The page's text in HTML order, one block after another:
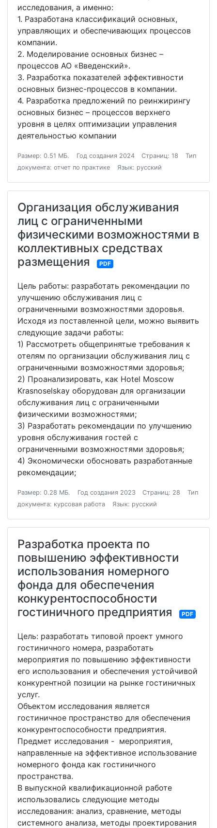
исследования, а именно:
1. Разработана классификаций основных,
управляющих и обеспечивающих процессов
компании.
2. Моделирование основных бизнес –
процессов АО «Введенский».
3. Разработка показателей эффективности
основных бизнес-процессов в компании.
4. Разработка предложений по реинжирингу
основных бизнес – процессов верхнего
уровня в целях оптимизации управления
деятельностью компании
Размер: 0.51 МБ. Год создания 2024 Страниц: 18
Тип
документа: отчет по практике
Язык: русский
Организация обслуживания
лиц с ограниченными
физическими возможностями в
коллективных средствах
размещения
PDF
Цель работы: разработать рекомендации по
улучшению обслуживания лиц с
ограниченными возможностями здоровья.
Исходя из поставленной цели, можно выявить
следующие задачи работы:
1) Рассмотреть общепринятые требования к
отелям по организации обслуживания лиц с
ограниченными возможностями здоровья;
2) Проанализировать, как Hotel Moscow
Krasnoselskay оборудован для организации
обслуживания лиц с ограниченными
физическими возможностями;
3) Разработать рекомендации по улучшению
уровня обслуживания гостей с
ограниченными возможностями здоровья;
4) Экономически обосновать разработанные
рекомендации;
Размер: 0.28 МБ. Год создания 2023 Страниц: 28
Тип
документа: курсовая работа
Язык: русский
Разработка проекта по
повышению эффективности
использования номерного
фонда для обеспечения
конкурентоспособности
гостиничного предприятия
PDF
Цель: разработать типовой проект умного
гостиничного номера, разработать
мероприятия по повышению эффективности
его использования и обеспечения устойчивой
конкурентной позиции на рынке гостиничных
услуг.
Объектом исследования является
гостиничное пространство для обеспечения
конкурентоспособности предприятия.
Предмет исследования - мероприятия,
направленные на эффективное использование
номерного фонда как гостиничного
пространства.
В выпускной квалификационной работе
использовались следующие методы
исследования: анализ, сравнение, методы
системного анализа, методы проектирования